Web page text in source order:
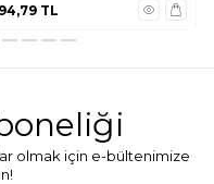
TL
olmak için e-bültenimize